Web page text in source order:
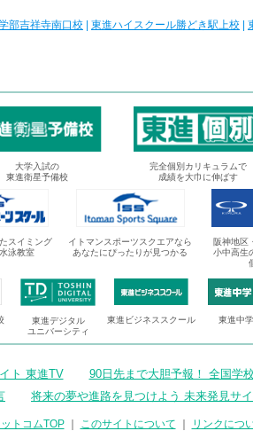
部吉祥寺南口校 東進ハイスクール勝どき駅上校
大学入試の
東進衛星予備校
完全個別カリキュラムで
成績を大巾に伸ばす
スイミング
泳教室
イトマンスポーツスクエアなら
あなたにぴったりが見つかる
阪神地区
小中高生
東進デジタル
ユニバーシティ
東進ビジネススクール 東進中
ト 東進TV 90日先まで大胆予報！ 全国学
将来の夢や進路を見つけよう 未来発見サイ
トコムTOP｜ このサイトについて リンクにつ